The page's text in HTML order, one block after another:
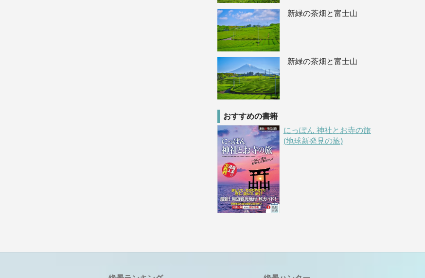
新緑の茶畑と富士山
新緑の茶畑と富士山
おすすめの書籍
にっぽん 神社とお寺の旅
(地球新発見の旅)